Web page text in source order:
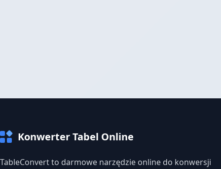
Konwerter Tabel Online
TableConvert to darmowe narzędzie online do konwersji